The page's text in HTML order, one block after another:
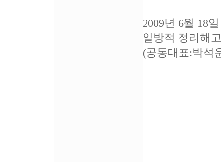
2009년 6월 18일
일방적 정리해
(공동대표:박석